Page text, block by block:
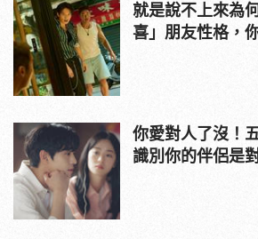
就是說不上來為
喜」朋友性格，
你愛對人了沒！
識別你的伴侶是